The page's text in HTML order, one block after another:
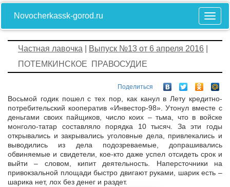
Novocherkassk-gorod.ru
Частная лавочка Выпуск №13 от 6 апреля 2016
ПОТЕМКИНСКОЕ ПРАВОСУДИЕ
Поделиться
Восьмой годик пошел с тех пор, как канул в Лету кредитно-
потребительский кооператив «Инвестор-98». Утонул вместе с
деньгами своих пайщиков, число коих – тьма, что в войске
монголо-татар составляло порядка 10 тысяч. За эти годы
открывались и закрывались уголовные дела, привлекались и
выводились из дела подозреваемые, допрашивались
обвиняемые и свидетели, кое-кто даже успел отсидеть срок и
выйти – словом, кипит деятельность. Наперсточники на
привокзальной площади быстро двигают руками, шарик есть –
шарика нет, лох без денег и раздет.